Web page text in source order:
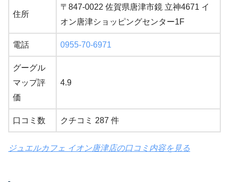
住所
〒847-0022 佐賀県唐津市鏡 立神4671 イ
オン唐津ショッピングセンター1F
電話 0955-70-6971
グーグル
マップ評
価
4.9
口コミ数 クチコミ 287 件
ジュエルカフェ イオン唐津店の口コミ内容を見る